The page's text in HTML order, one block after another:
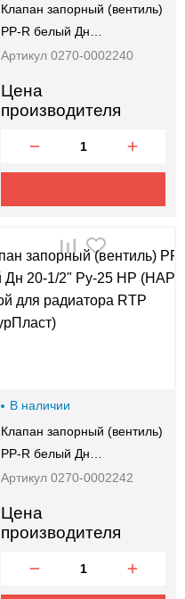
Клапан запорный (вентиль)
PP-R белый Дн…
Артикул 0270-0002240
Цена
производителя
В наличии
Клапан запорный (вентиль)
PP-R белый Дн…
Артикул 0270-0002242
Цена
производителя